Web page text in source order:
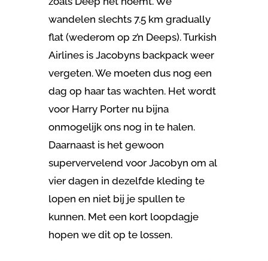
wandelen slechts 7.5 km gradually
flat (wederom op z’n Deeps). Turkish
Airlines is Jacobyns backpack weer
vergeten. We moeten dus nog een
dag op haar tas wachten. Het wordt
voor Harry Porter nu bijna
onmogelijk ons nog in te halen.
Daarnaast is het gewoon
supervervelend voor Jacobyn om al
vier dagen in dezelfde kleding te
lopen en niet bij je spullen te
kunnen. Met een kort loopdagje
hopen we dit op te lossen.